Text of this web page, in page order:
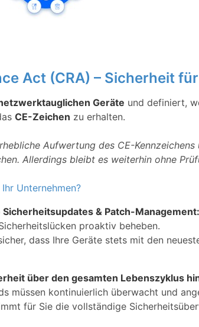
Act (CRA) – Sicherheit
Geräte und definiert,
CE-Zeichen zu erhalten.
Aufwertung des CE-
Allerdings bleibt es weiterhin ohne
Unternehmen?
Sicherheitsupdates & Patch-Management:
proaktiv beheben.
dass Ihre Geräte stets mit den
über den gesamten Lebenszyklus
müssen kontinuierlich überwacht und
für Sie die vollständige